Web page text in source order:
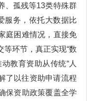
、孤残等13类特殊群
服务，依托大数据比
庭困难情况，直接免
环节，真正实现“数
教育资助从传统“人
了以往资助申请流程
保资助政策覆盖全学